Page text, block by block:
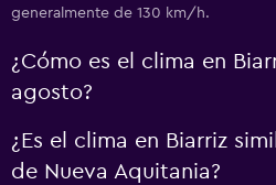
generalmente de 130 km/h.
¿Cómo es el clima en
agosto?
¿Es el clima en Biarriz
de Nueva Aquitania?